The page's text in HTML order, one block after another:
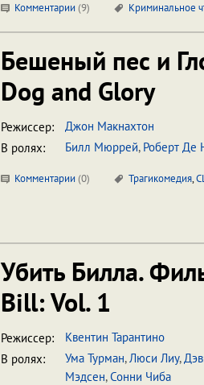
Комментарии (9) Криминальное
Бешеный пес и
Dog and Glory
Режиссер:
Джон Макнахтон
В ролях:
Билл Мюррей, Роберт Де
Комментарии (0) Трагикомедия,
Убить Билла.
Bill: Vol. 1
Режиссер:
Квентин Тарантино
В ролях:
Ума Турман,Люси Лиу,
Мэдсен,Сонни Чиба